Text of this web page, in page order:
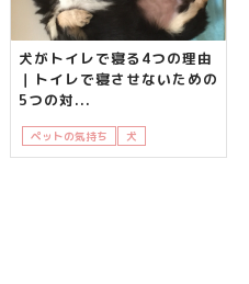
犬がトイレで寝る4つの理由
｜トイレで寝させないための
5つの対...
ペットの気持ち 犬